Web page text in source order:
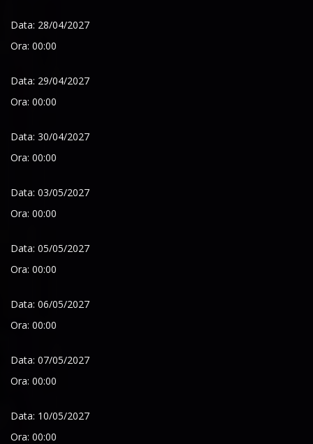
Data: 28/04/2027
Ora: 00:00
Data: 29/04/2027
Ora: 00:00
Data: 30/04/2027
Ora: 00:00
Data: 03/05/2027
Ora: 00:00
Data: 05/05/2027
Ora: 00:00
Data: 06/05/2027
Ora: 00:00
Data: 07/05/2027
Ora: 00:00
Data: 10/05/2027
Ora: 00:00